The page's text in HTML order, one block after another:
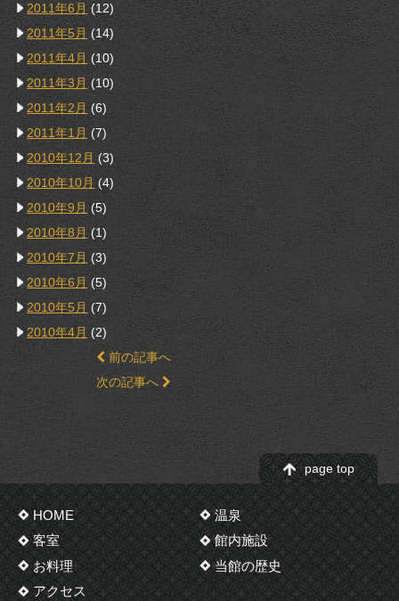
2011年6月 (12)
2011年5月 (14)
2011年4月 (10)
2011年3月 (10)
2011年2月 (6)
2011年1月 (7)
2010年12月 (3)
2010年10月 (4)
2010年9月 (5)
2010年8月 (1)
2010年7月 (3)
2010年6月 (5)
2010年5月 (7)
2010年4月 (2)
前の記事へ
次の記事へ
page top
HOME
温泉
客室
館内施設
お料理
当館の歴史
アクセス